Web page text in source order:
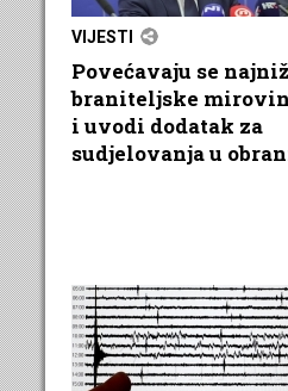
VIJESTI
Povećavaju se
braniteljske
i uvodi dodatak za
sudjelovanja u